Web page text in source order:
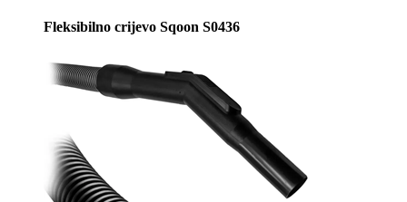
Fleksibilno crijevo Sqoon S0436